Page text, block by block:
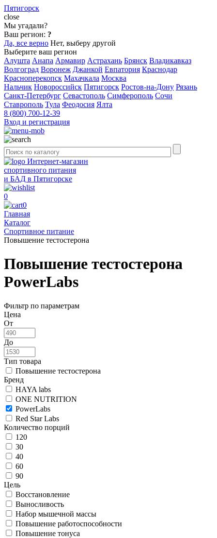
Пятигорск
close
Мы угадали?
Ваш регион: ?
Да, все верно Нет, выберу другой
Выберите ваш регион
Алушта Анапа Армавир Астрахань Брянск Владикавказ
Волгоград Воронеж Джанкой Евпатория Краснодар
Красноперекопск Махачкала Москва
Нальчик Новороссийск Пятигорск Ростов-на-Дону Рязань
Санкт-Петербург Севастополь Симферополь Сочи
Ставрополь Тула Феодосия Ялта
8 (800) 700-12-39
Вход и регистрация
Интернет-магазин
спортивного питания
и БАД в Пятигорске
0
0
Главная
Каталог
Спортивное питание
Повышение тестостерона
Повышение тестостерона
PowerLabs
Фильтр по параметрам
Цена
От
До
Тип товара
Повышение тестостерона
Бренд
HAYA labs
ONE NUTRITION
PowerLabs
Red Star Labs
Количество порций
120
30
40
60
90
Цель
Восстановление
Выносливость
Набор мышечной массы
Повышение работоспособности
Повышение тонуса